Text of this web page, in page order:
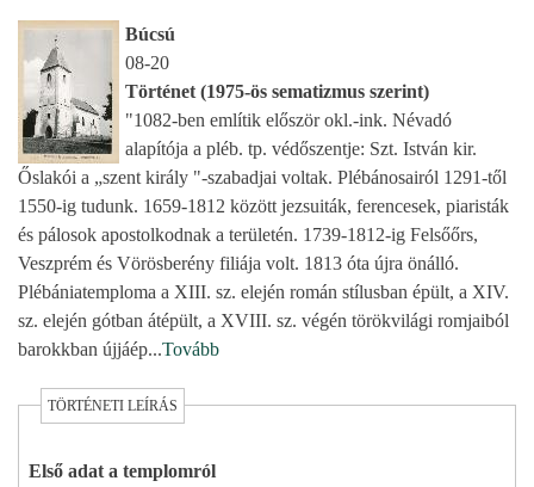
Búcsú
08-20
Történet (1975-ös sematizmus szerint)
"1082-ben említik először okl.-ink. Névadó
alapítója a pléb. tp. védőszentje: Szt. István kir.
Őslakói a „szent király "-szabadjai voltak. Plébánosairól 1291-től
1550-ig tudunk. 1659-1812 között jezsuiták, ferencesek, piaristák
és pálosok apostolkodnak a területén. 1739-1812-ig Felsőőrs,
Veszprém és Vörösberény filiája volt. 1813 óta újra önálló.
Plébániatemploma a XIII. sz. elején román stílusban épült, a XIV.
sz. elején gótban átépült, a XVIII. sz. végén törökvilági romjaiból
barokkban újjáép...Tovább
TÖRTÉNETI LEÍRÁS
Első adat a templomról